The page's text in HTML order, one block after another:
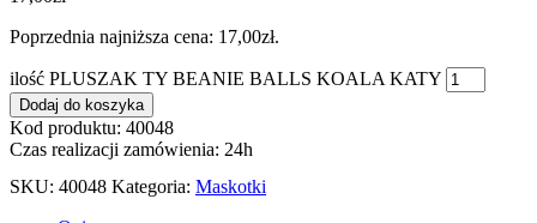
Poprzednia najniższa cena: 17,00zł.
ilość PLUSZAK TY BEANIE BALLS KOALA KATY
Dodaj do koszyka
Kod produktu: 40048
Czas realizacji zamówienia: 24h
SKU: 40048 Kategoria: Maskotki